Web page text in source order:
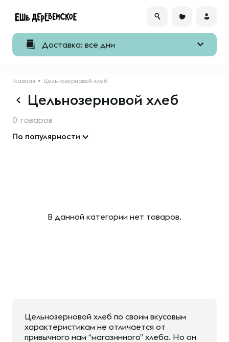
Доставка: все дни
Главная Цельнозерновой хлеб
Цельнозерновой хлеб
0 товаров
По популярности
В данной категории нет товаров.
Цельнозерновой хлеб по своим вкусовым
характеристикам не отличается от
привычного нам “магазинного” хлеба. Но он